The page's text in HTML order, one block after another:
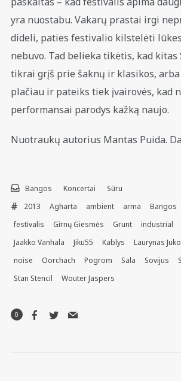
yra nuostabu. Vakarų prastai irgi
dideli, paties festivalio kilstelėti
nebuvo. Tad belieka tikėtis, kad kitas
tikrai grįš prie šaknų ir klasikos,
plačiau ir pateiks tiek įvairovės, kad
performansai parodys kažką naujo.
Nuotraukų autorius Mantas Puida.
Bangos Koncertai
Sūru
2013
Agharta ambient arma Bangos
festivalis
Girnų Giesmės Grunt industrial
Jaakko Vanhala
Jiku55 Kablys Laurynas
noise
Oorchach Pogrom Sala Sovijus
Stan Stencil
Wouter Jaspers
0